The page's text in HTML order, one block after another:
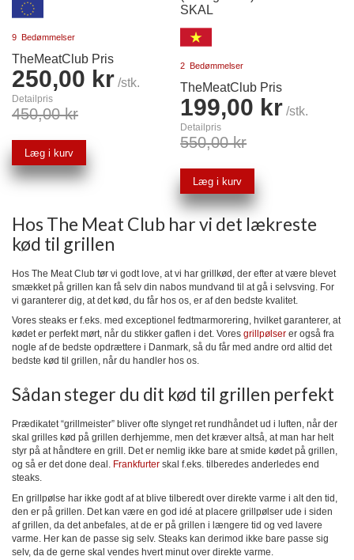
9 Bedømmelser
TheMeatClub Pris
250,00 kr /stk.
Detailpris
450,00 kr
Læg i kurv
SKAL
2Bedømmelser
TheMeatClub Pris
199,00 kr /stk.
Detailpris
550,00 kr
Læg i kurv
Hos The Meat Club har vi det lækreste
kød til grillen
Hos The Meat Club tør vi godt love, at vi har grillkød, der efter at være blevet
smækket på grillen kan få selv din nabos mundvand til at gå i selvsving. For
vi garanterer dig, at det kød, du får hos os, er af den bedste kvalitet.
Vores steaks er f.eks. med exceptionel fedtmarmorering, hvilket garanterer, at
kødet er perfekt mørt, når du stikker gaflen i det. Vores grillpølser er også fra
nogle af de bedste opdrættere i Danmark, så du får med andre ord altid det
bedste kød til grillen, når du handler hos os.
Sådan steger du dit kød til grillen perfekt
Prædikatet “grillmeister” bliver ofte slynget ret rundhåndet ud i luften, når der
skal grilles kød på grillen derhjemme, men det kræver altså, at man har helt
styr på at håndtere en grill. Det er nemlig ikke bare at smide kødet på grillen,
og så er det done deal. Frankfurter skal f.eks. tilberedes anderledes end
steaks.
En grillpølse har ikke godt af at blive tilberedt over direkte varme i alt den tid,
den er på grillen. Det kan være en god idé at placere grillpølser ude i siden
af grillen, da det anbefales, at de er på grillen i længere tid og ved lavere
varme. Her kan de passe sig selv. Steaks kan derimod ikke bare passe sig
selv, da de gerne skal vendes hvert minut over direkte varme.